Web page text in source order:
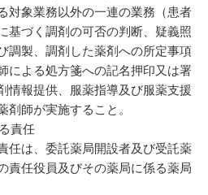
対象業務以外の一連の業務（患者
基づく調剤の可否の判断、疑義照
調製、調剤した薬剤への所定事項
による処方箋への記名押印又は署
情報提供、服薬指導及び服薬支援
剤師が実施すること。
責任
任は、委託薬局開設者及び受託薬
責任役員及びその薬局に係る薬局